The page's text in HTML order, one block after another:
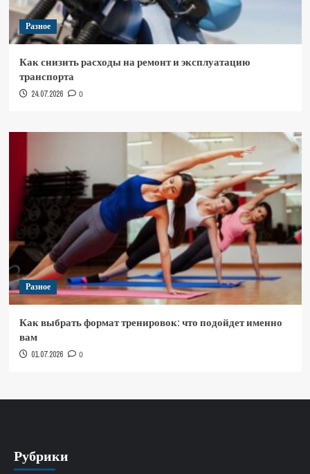
Разное
Как снизить расходы на ремонт и эксплуатацию
транспорта
24.07.2026 0
Разное
Как выбрать формат тренировок: что подойдет именно
вам
01.07.2026 0
Рубрики